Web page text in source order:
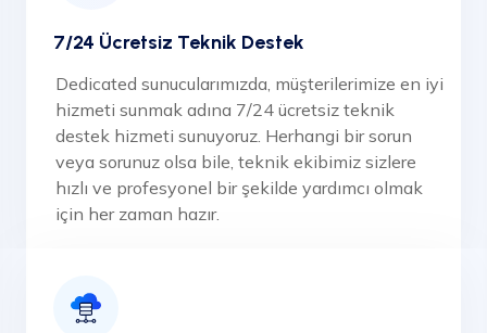
7/24 Ücretsiz Teknik Destek
Dedicated sunucularımızda, müşterilerimize en iyi
hizmeti sunmak adına 7/24 ücretsiz teknik
destek hizmeti sunuyoruz. Herhangi bir sorun
veya sorunuz olsa bile, teknik ekibimiz sizlere
hızlı ve profesyonel bir şekilde yardımcı olmak
için her zaman hazır.